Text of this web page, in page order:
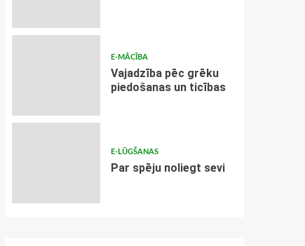
E-MĀCĪBA
Vajadzība pēc grēku
piedošanas un ticības
E-LŪGŠANAS
Par spēju noliegt sevi